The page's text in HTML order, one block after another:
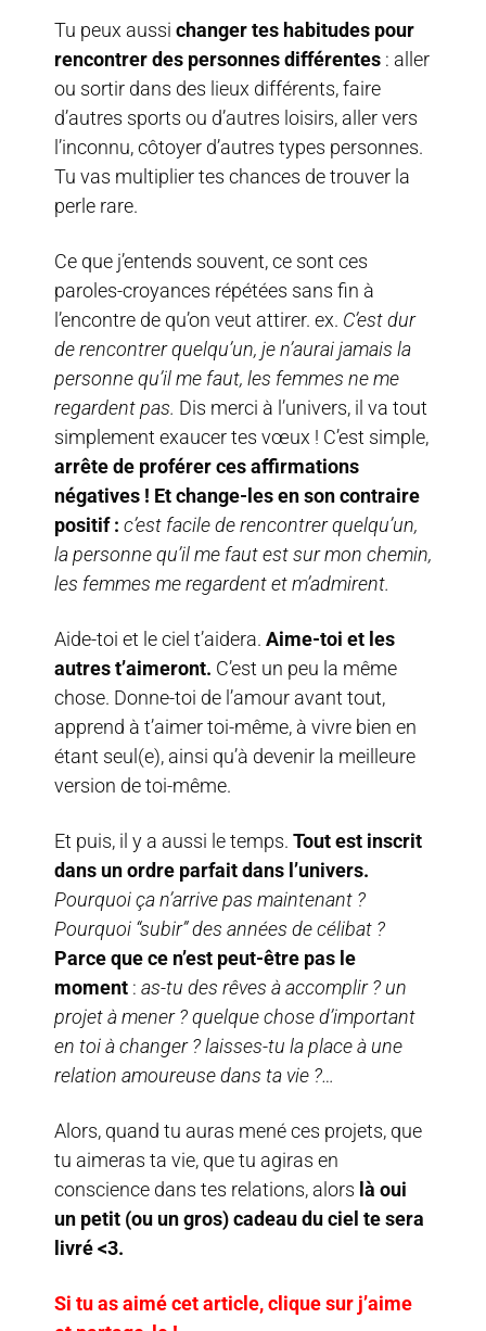
Tu peux aussi changer tes habitudes pour
rencontrer des personnes différentes : aller
ou sortir dans des lieux différents, faire
d’autres sports ou d’autres loisirs, aller vers
l’inconnu, côtoyer d’autres types personnes.
Tu vas multiplier tes chances de trouver la
perle rare.
Ce que j’entends souvent, ce sont ces
paroles-croyances répétées sans fin à
l’encontre de qu’on veut attirer. ex. C’est dur
de rencontrer quelqu’un, je n’aurai jamais la
personne qu’il me faut, les femmes ne me
regardent pas. Dis merci à l’univers, il va tout
simplement exaucer tes vœux ! C’est simple,
arrête de proférer ces affirmations
négatives ! Et change-les en son contraire
positif : c’est facile de rencontrer quelqu’un,
la personne qu’il me faut est sur mon chemin,
les femmes me regardent et m’admirent.
Aide-toi et le ciel t’aidera. Aime-toi et les
autres t’aimeront. C’est un peu la même
chose. Donne-toi de l’amour avant tout,
apprend à t’aimer toi-même, à vivre bien en
étant seul(e), ainsi qu’à devenir la meilleure
version de toi-même.
Et puis, il y a aussi le temps. Tout est inscrit
dans un ordre parfait dans l’univers.
Pourquoi ça n’arrive pas maintenant ?
Pourquoi “subir” des années de célibat ?
Parce que ce n’est peut-être pas le
moment : as-tu des rêves à accomplir ? un
projet à mener ? quelque chose d’important
en toi à changer ? laisses-tu la place à une
relation amoureuse dans ta vie ?…
Alors, quand tu auras mené ces projets, que
tu aimeras ta vie, que tu agiras en
conscience dans tes relations, alors là oui
un petit (ou un gros) cadeau du ciel te sera
livré <3.
Si tu as aimé cet article, clique sur j’aime